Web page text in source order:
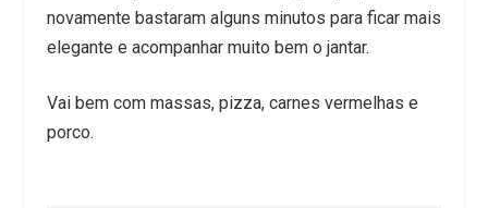
novamente bastaram alguns minutos para ficar mais
elegante e acompanhar muito bem o jantar.
Vai bem com massas, pizza, carnes vermelhas e
porco.